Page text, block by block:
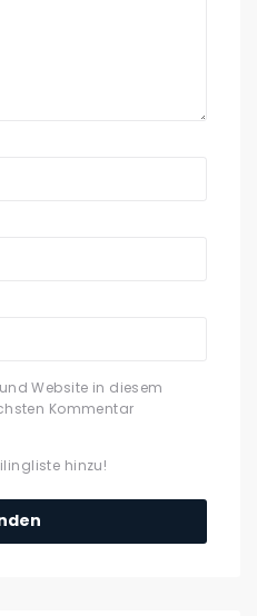
Website in diesem
Kommentar
hinzu!